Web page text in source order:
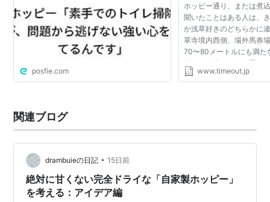
posfie.com
ホッピー通り、または煮
聞いたことはある人は、
か浅草好きのどちらかに
草寺境内西側、場外馬券
70〜80メートルにも満た
前にせり出すように置か
放的かつリーズナブルに
www.timeout.jp
関連ブログ
drambuieの日記 • 15日前
絶対に甘くない完全ドライな「自家製ホッピー」
を考える：アイデア編